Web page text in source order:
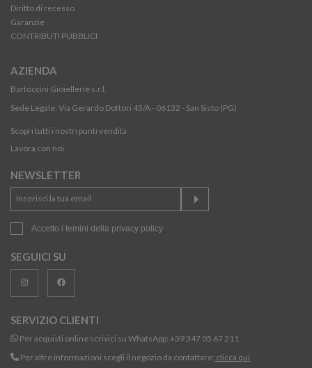
Diritto di recesso
Garanzie
CONTRIBUTI PUBBLICI
AZIENDA
Bartoccini Gioiellerie s.r.l.
Sede Legale: Via Gerardo Dottori 45/A - 06132 - San Sisto (PG)
Scopri tutti i nostri punti vendita
Lavora con noi
NEWSLETTER
Accetto i temini della privacy policy
SEGUICI SU
SERVIZIO CLIENTI
Per acquisti online scrivici su WhatsApp: +39 347 05 67 211
Per altre informazioni scegli il negozio da contattare: clicca qui